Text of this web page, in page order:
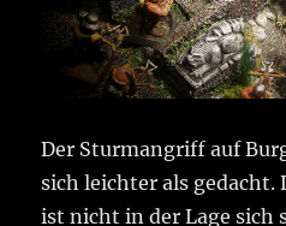
Der Sturmangriff auf
sich leichter als gedacht.
ist nicht in der Lage sich